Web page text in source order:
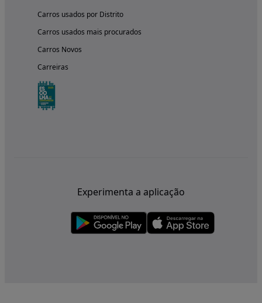
Carros usados por Distrito
Carros usados mais procurados
Carros Novos
Carreiras
Experimenta a aplicação